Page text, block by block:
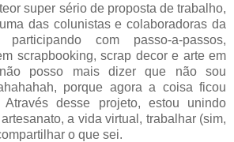
super sério de proposta de trabalho,
das colunistas e colaboradoras da
com passo-a-passos,
scrapbooking, scrap decor e arte em
posso mais dizer que não sou
porque agora a coisa ficou
desse projeto, estou unindo
a vida virtual, trabalhar (sim,
o que sei.